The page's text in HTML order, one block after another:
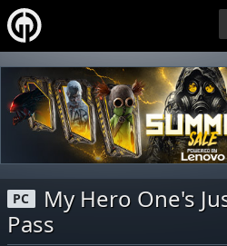
PC
My Hero One's
Pass